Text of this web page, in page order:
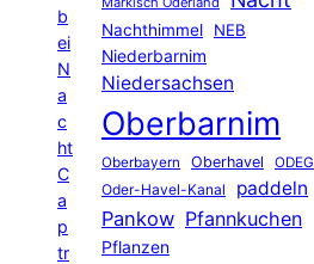
b
ei
N
a
c
ht
C
a
p
tr
Nachthimmel
NEB
Niederbarnim
Niedersachsen
Oberbarnim
Oberbayern Oberhavel ODEG
Oder-Havel-Kanal paddeln
Pankow Pfannkuchen
Pflanzen